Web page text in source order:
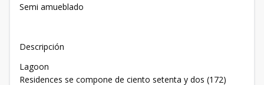
Semi amueblado
Descripción
Lagoon
Residences se compone de ciento setenta y dos (172)